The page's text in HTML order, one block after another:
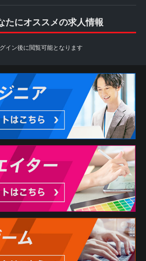
たにオススメの求人情報
イン後に閲覧可能となります